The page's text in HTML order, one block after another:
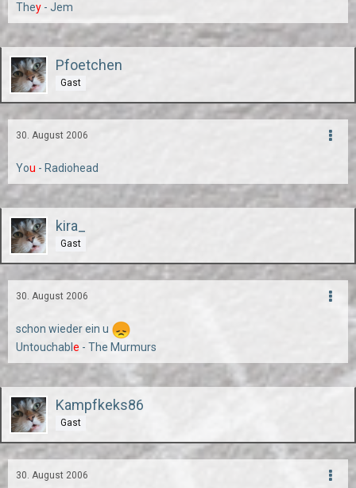
They - Jem
Pfoetchen
Gast
30. August 2006
You - Radiohead
kira_
Gast
30. August 2006
schon wieder ein u
Untouchabl e - The Murmurs
Kampfkeks86
Gast
30. August 2006